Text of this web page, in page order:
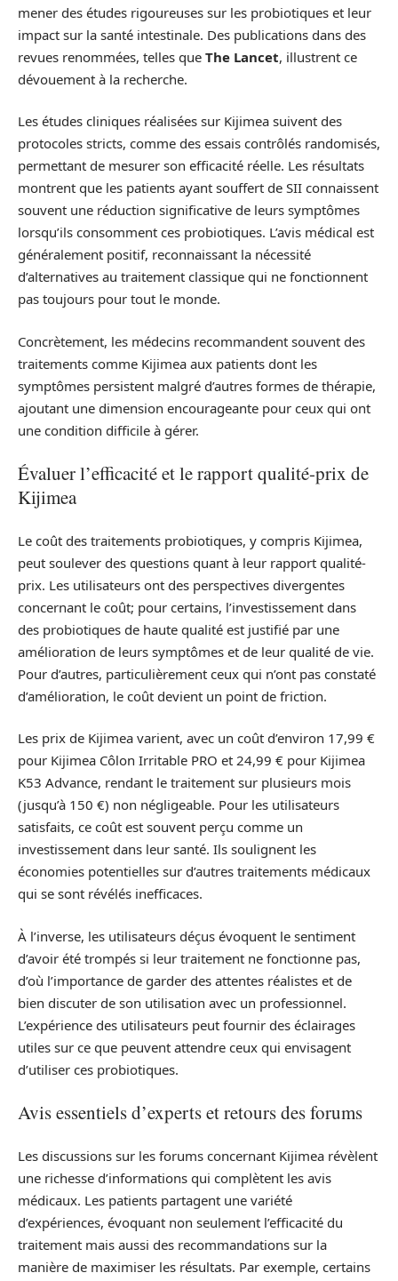
mener des études rigoureuses sur les probiotiques et leur
impact sur la santé intestinale. Des publications dans des
revues renommées, telles que The Lancet, illustrent ce
dévouement à la recherche.
Les études cliniques réalisées sur Kijimea suivent des
protocoles stricts, comme des essais contrôlés randomisés,
permettant de mesurer son efficacité réelle. Les résultats
montrent que les patients ayant souffert de SII connaissent
souvent une réduction significative de leurs symptômes
lorsqu’ils consomment ces probiotiques. L’avis médical est
généralement positif, reconnaissant la nécessité
d’alternatives au traitement classique qui ne fonctionnent
pas toujours pour tout le monde.
Concrètement, les médecins recommandent souvent des
traitements comme Kijimea aux patients dont les
symptômes persistent malgré d’autres formes de thérapie,
ajoutant une dimension encourageante pour ceux qui ont
une condition difficile à gérer.
Évaluer l’efficacité et le rapport qualité-prix de
Kijimea
Le coût des traitements probiotiques, y compris Kijimea,
peut soulever des questions quant à leur rapport qualité-
prix. Les utilisateurs ont des perspectives divergentes
concernant le coût; pour certains, l’investissement dans
des probiotiques de haute qualité est justifié par une
amélioration de leurs symptômes et de leur qualité de vie.
Pour d’autres, particulièrement ceux qui n’ont pas constaté
d’amélioration, le coût devient un point de friction.
Les prix de Kijimea varient, avec un coût d’environ 17,99 €
pour Kijimea Côlon Irritable PRO et 24,99 € pour Kijimea
K53 Advance, rendant le traitement sur plusieurs mois
(jusqu’à 150 €) non négligeable. Pour les utilisateurs
satisfaits, ce coût est souvent perçu comme un
investissement dans leur santé. Ils soulignent les
économies potentielles sur d’autres traitements médicaux
qui se sont révélés inefficaces.
À l’inverse, les utilisateurs déçus évoquent le sentiment
d’avoir été trompés si leur traitement ne fonctionne pas,
d’où l’importance de garder des attentes réalistes et de
bien discuter de son utilisation avec un professionnel.
L’expérience des utilisateurs peut fournir des éclairages
utiles sur ce que peuvent attendre ceux qui envisagent
d’utiliser ces probiotiques.
Avis essentiels d’experts et retours des forums
Les discussions sur les forums concernant Kijimea révèlent
une richesse d’informations qui complètent les avis
médicaux. Les patients partagent une variété
d’expériences, évoquant non seulement l’efficacité du
traitement mais aussi des recommandations sur la
manière de maximiser les résultats. Par exemple, certains